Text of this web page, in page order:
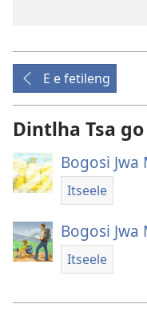
E e fetileng
Dintlha Tsa
Bogosi
Itseele
Bogosi
Itseele